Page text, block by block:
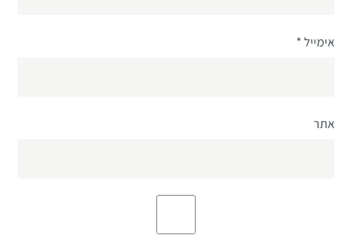
אימייל*
אתר